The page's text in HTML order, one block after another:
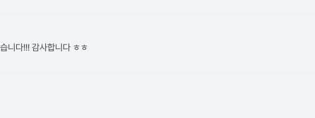
니다!!! 감사합니다 ㅎㅎ